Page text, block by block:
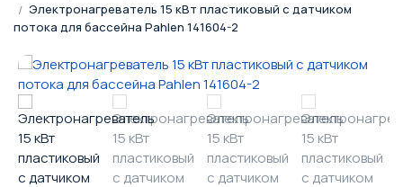
Электронагреватель 15 кВт пластиковый с датчиком
потока для бассейна Pahlen 141604-2